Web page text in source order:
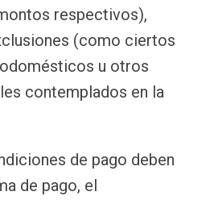
respectivos),
(como ciertos
u otros
contemplados en la
de pago deben
de pago, el